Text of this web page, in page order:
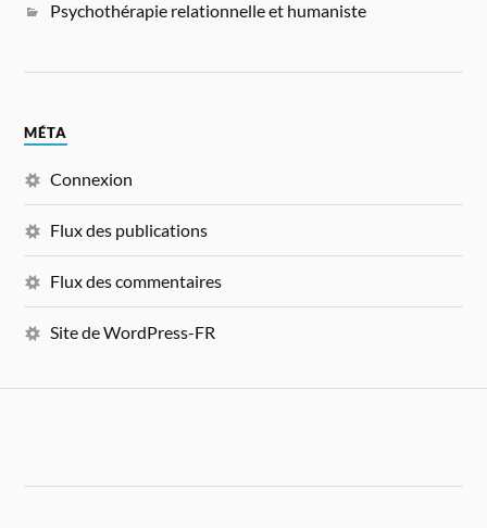
Psychothérapie relationnelle et humaniste
MÉTA
Connexion
Flux des publications
Flux des commentaires
Site de WordPress-FR